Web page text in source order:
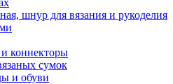
шнур для вязания и рукоделия
коннекторы
сумок
и обуви